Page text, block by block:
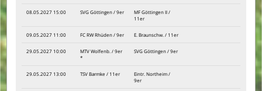
08.05.2027 15:00 SVG Göttingen / 9er
MF Göttingen II /
11er
09.05.2027 11:00 FC RW Rhüden / 9er E. Braunschw. / 11er
29.05.2027 10:00
MTV Wolfenb. / 9er
*
SVG Göttingen / 9er
29.05.2027 13:00 TSV Barmke / 11er
Eintr. Northeim /
9er